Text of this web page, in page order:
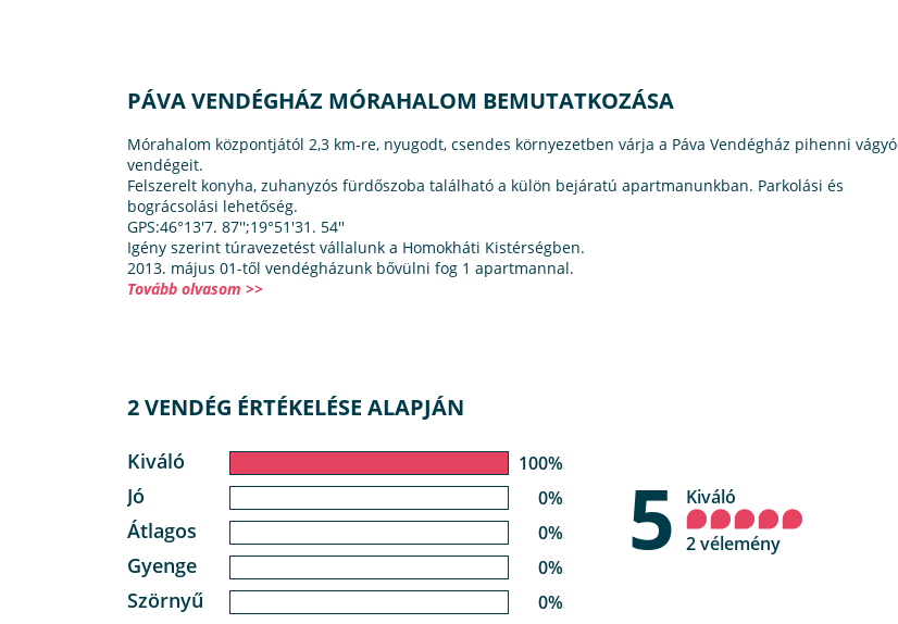
PÁVA VENDÉGHÁZ MÓRAHALOM BEMUTATKOZÁSA
Mórahalom központjától 2,3 km-re, nyugodt, csendes környezetben várja a Páva Vendégház pihenni vágyó
vendégeit.
Felszerelt konyha, zuhanyzós fürdőszoba található a külön bejáratú apartmanunkban. Parkolási és
bográcsolási lehetőség.
GPS:46°13'7. 87'';19°51'31. 54''
Igény szerint túravezetést vállalunk a Homokháti Kistérségben.
2013. május 01-től vendégházunk bővülni fog 1 apartmannal.
Tovább olvasom >>
2 VENDÉG ÉRTÉKELÉSE ALAPJÁN
Kiváló 100%
Jó 0%
Átlagos 0%
Gyenge 0%
Szörnyű 0%
5
Kiváló
2 vélemény